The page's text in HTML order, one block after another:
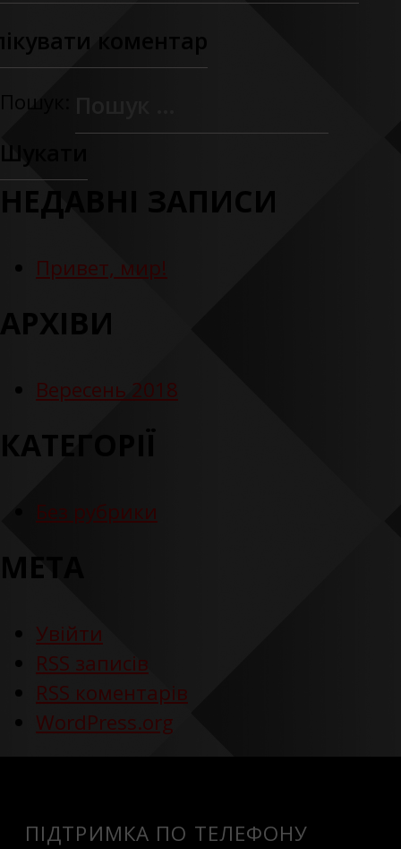
Пошук:
НЕДАВНІ ЗАПИСИ
Привет, мир!
АРХІВИ
Вересень 2018
КАТЕГОРІЇ
Без рубрики
МЕТА
Увійти
RSS записів
RSS коментарів
WordPress.org
ПІДТРИМКА ПО ТЕЛЕФОНУ